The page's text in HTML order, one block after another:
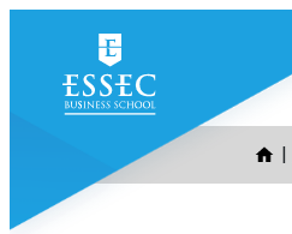
contenu